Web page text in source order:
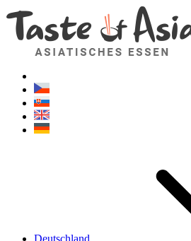
Deutschland
Zögern Sie nicht zu fragen. Ich bin